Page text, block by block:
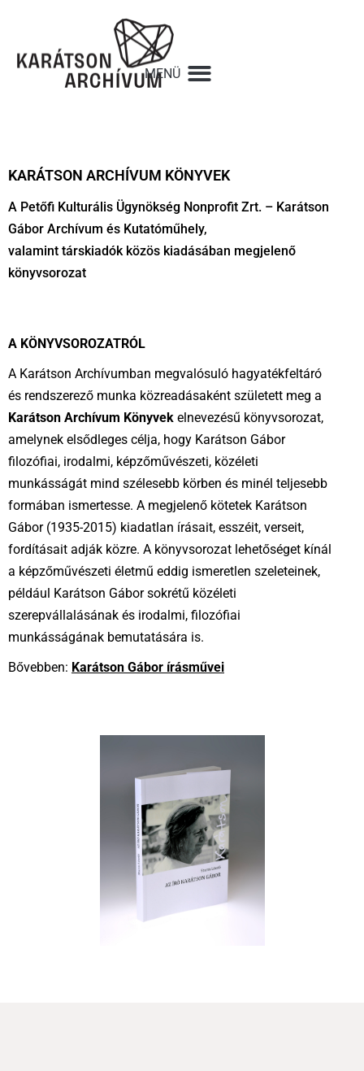
KARÁTSON ARCHÍVUM KÖNYVEK
A Petőfi Kulturális Ügynökség Nonprofit Zrt. – Karátson
Gábor Archívum és Kutatóműhely,
valamint társkiadók közös kiadásában megjelenő
könyvsorozat
A KÖNYVSOROZATRÓL
A Karátson Archívumban megvalósuló hagyatékfeltáró
és rendszerező munka közreadásaként született meg a
Karátson Archívum Könyvek elnevezésű könyvsorozat,
amelynek elsődleges célja, hogy Karátson Gábor
filozófiai, irodalmi, képzőművészeti, közéleti
munkásságát mind szélesebb körben és minél teljesebb
formában ismertesse. A megjelenő kötetek Karátson
Gábor (1935-2015) kiadatlan írásait, esszéit, verseit,
fordításait adják közre. A könyvsorozat lehetőséget kínál
a képzőművészeti életmű eddig ismeretlen szeleteinek,
például Karátson Gábor sokrétű közéleti
szerepvállalásának és irodalmi, filozófiai
munkásságának bemutatására is.
Bővebben: Karátson Gábor írásművei